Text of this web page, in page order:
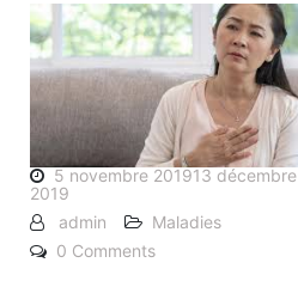
5 novembre 201913 décembre
2019
admin
Maladies
0 Comments